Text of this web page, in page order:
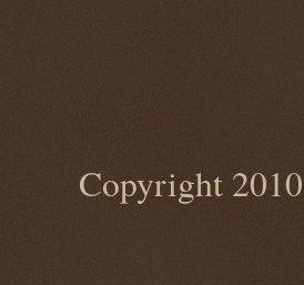
Copyright